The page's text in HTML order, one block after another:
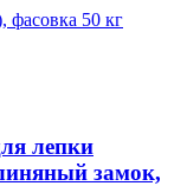
лепки
замок,